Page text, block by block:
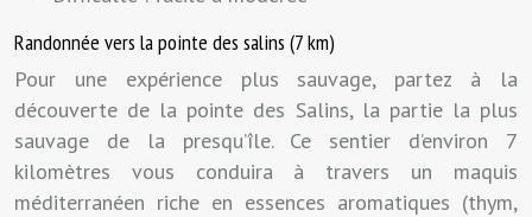
Randonnée vers la pointe des salins (7 km)
Pour une expérience plus sauvage, partez à la
découverte de la pointe des Salins, la partie la plus
sauvage de la presqu’île. Ce sentier d’environ 7
kilomètres vous conduira à travers un maquis
méditerranéen riche en essences aromatiques (thym,